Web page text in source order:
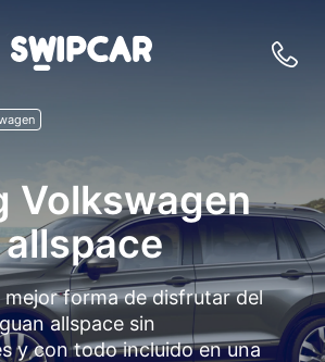
Volkswagen
mejor forma de disfrutar del
allspace sin
y con todo incluido en una